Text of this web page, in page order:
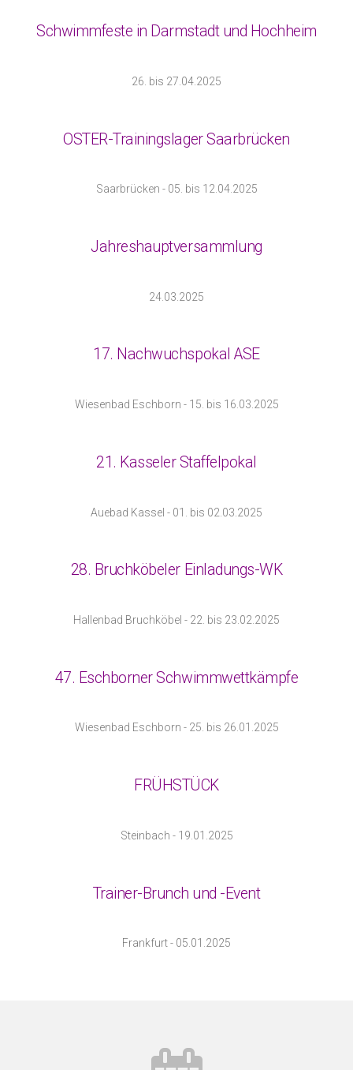
Schwimmfeste in Darmstadt und Hochheim
26. bis 27.04.2025
OSTER-Trainingslager Saarbrücken
Saarbrücken - 05. bis 12.04.2025
Jahreshauptversammlung
24.03.2025
17. Nachwuchspokal ASE
Wiesenbad Eschborn - 15. bis 16.03.2025
21. Kasseler Staffelpokal
Auebad Kassel - 01. bis 02.03.2025
28. Bruchköbeler Einladungs-WK
Hallenbad Bruchköbel - 22. bis 23.02.2025
47. Eschborner Schwimmwettkämpfe
Wiesenbad Eschborn - 25. bis 26.01.2025
FRÜHSTÜCK
Steinbach - 19.01.2025
Trainer-Brunch und -Event
Frankfurt - 05.01.2025